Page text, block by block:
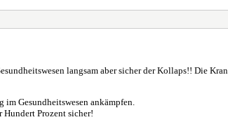
langsam aber sicher der Kollaps!! Die
Gesundheitswesen ankämpfen.
Prozent sicher!